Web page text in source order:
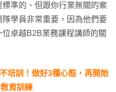
準的、但跟你行業無關的案
學員非常重要，因為他們要
卓越B2B業務課程講師的關
培訓！做好3種心態，再開始
育訓練